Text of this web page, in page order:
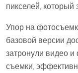
пикселей,
Упор на
базовой версии
затронули видео
съемки,